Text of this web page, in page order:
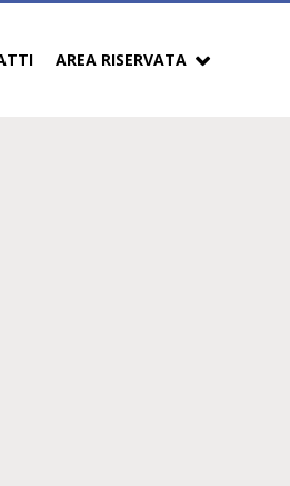
AREA RISERVATA